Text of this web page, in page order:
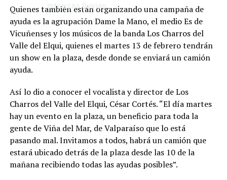
intensas lluvias
Quienes también están organizando una campaña de
ayuda es la agrupación Dame la Mano, el medio Es de
Vicuñenses y los músicos de la banda Los Charros del
Valle del Elqui, quienes el martes 13 de febrero tendrán
un show en la plaza, desde donde se enviará un camión
ayuda.
Así lo dio a conocer el vocalista y director de Los
Charros del Valle del Elqui, César Cortés. “El día martes
hay un evento en la plaza, un beneficio para toda la
gente de Viña del Mar, de Valparaíso que lo está
pasando mal. Invitamos a todos, habrá un camión que
estará ubicado detrás de la plaza desde las 10 de la
mañana recibiendo todas las ayudas posibles”.